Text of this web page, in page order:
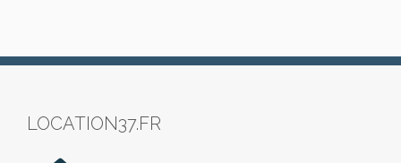
LOCATION37.FR